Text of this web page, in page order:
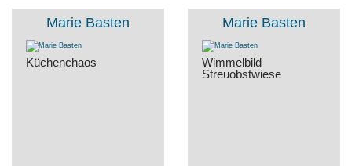
Marie Basten
Küchenchaos
Marie Basten
Wimmelbild
Streuobstwiese